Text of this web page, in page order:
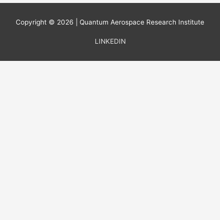
Copyright © 2026 | Quantum Aerospace Research Institute
LINKEDIN